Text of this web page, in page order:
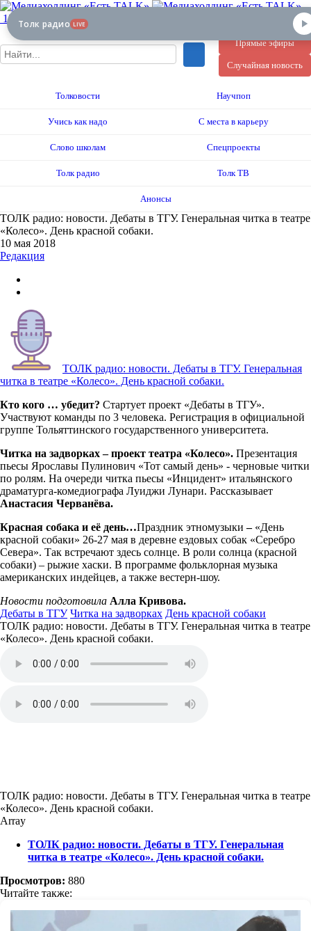
12+
Прямые эфиры
Случайная новость
Толковости Научпоп
Учись как надо С места в карьеру
Слово школам Спецпроекты
Толк радио Толк ТВ
Анонсы
ТОЛК радио: новости. Дебаты в ТГУ. Генеральная читка в театре
«Колесо». День красной собаки.
10 мая 2018
Редакция
ТОЛК радио: новости. Дебаты в ТГУ. Генеральная
читка в театре «Колесо». День красной собаки.
Кто кого … убедит? Стартует проект «Дебаты в ТГУ».
Участвуют команды по 3 человека. Регистрация в официальной
группе Тольяттинского государственного университета.
Читка на задворках – проект театра «Колесо». Презентация
пьесы Ярославы Пулинович «Тот самый день» - черновые читки
по ролям. На очереди читка пьесы «Инцидент» итальянского
драматурга-комедиографа Луиджи Лунари. Рассказывает
Анастасия Черванёва.
Красная собака и её день…Праздник этномузыки – «День
красной собаки» 26-27 мая в деревне ездовых собак «Серебро
Севера». Так встречают здесь солнце. В роли солнца (красной
собаки) – рыжие хаски. В программе фольклорная музыка
американских индейцев, а также вестерн-шоу.
Новости подготовила Алла Кривова.
Дебаты в ТГУ Читка на задворках День красной собаки
ТОЛК радио: новости. Дебаты в ТГУ. Генеральная читка в театре
«Колесо». День красной собаки.
ТОЛК радио: новости. Дебаты в ТГУ. Генеральная читка в театре
«Колесо». День красной собаки.
Array
ТОЛК радио: новости. Дебаты в ТГУ. Генеральная
читка в театре «Колесо». День красной собаки.
Просмотров: 880
Читайте также:
Толк радио LIVE